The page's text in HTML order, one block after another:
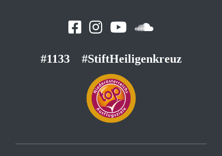
#1133 #StiftHeiligenkreuz